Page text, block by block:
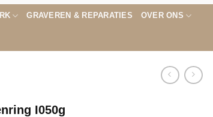
GRAVEREN & REPARATIES OVER ONS
I050g